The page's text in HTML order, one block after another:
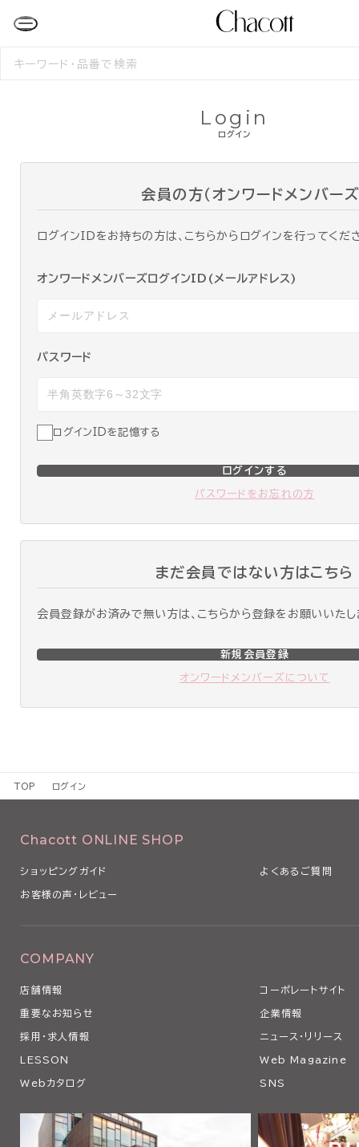
検
ログイン
Login
会員の方（オンワードメンバーズ
ログインIDをお持ちの方は、こちらからログインを行ってくだ
オンワードメンバーズログインID(メールアドレス)
パスワード
ログインIDを記憶する
ログインする
パスワードをお忘れの方
まだ会員ではない方はこちら
会員登録がお済みで無い方は、こちらから登録をお願いいたし
新規会員登録
オンワードメンバーズについて
TOP ログイン
Chacott ONLINE SHOP
ショッピングガイド よくあるご質問
お客様の声・レビュー
COMPANY
店舗情報 コーポレートサイト
重要なお知らせ 企業情報
採用・求人情報 ニュース・リリース
LESSON Web Magazine
Webカタログ SNS